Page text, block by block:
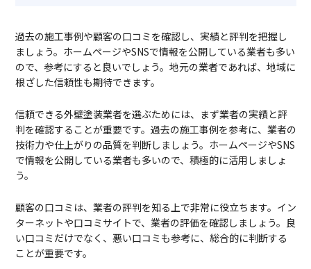
過去の施工事例や顧客の口コミを確認し、実績と評判を把握し
ましょう。ホームページやSNSで情報を公開している業者も多い
ので、参考にすると良いでしょう。地元の業者であれば、地域に
根ざした信頼性も期待できます。
信頼できる外壁塗装業者を選ぶためには、まず業者の実績と評
判を確認することが重要です。過去の施工事例を参考に、業者の
技術力や仕上がりの品質を判断しましょう。ホームページやSNS
で情報を公開している業者も多いので、積極的に活用しましょ
う。
顧客の口コミは、業者の評判を知る上で非常に役立ちます。イン
ターネットや口コミサイトで、業者の評価を確認しましょう。良
い口コミだけでなく、悪い口コミも参考に、総合的に判断する
ことが重要です。